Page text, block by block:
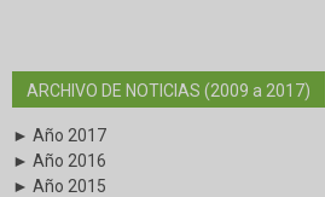
ARCHIVO DE NOTICIAS (2009 a 2017)
► Año 2017
► Año 2016
► Año 2015